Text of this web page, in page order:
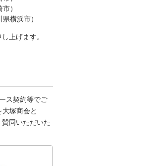
）
横浜市）
上げます。
ス契約等でご
塚商会と
同いただいた